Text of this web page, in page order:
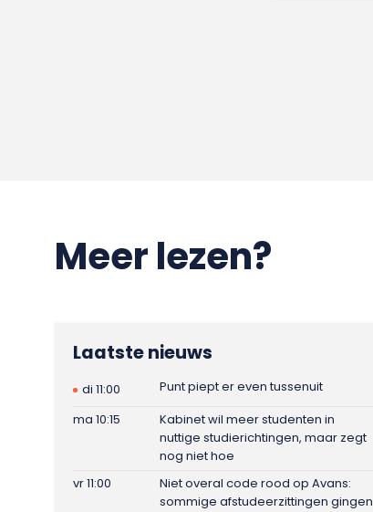
Meer lezen?
Laatste nieuws
di 11:00
Punt piept er even tussenuit
ma 10:15
Kabinet wil meer studenten in
nuttige studierichtingen, maar zegt
nog niet hoe
vr 11:00
Niet overal code rood op Avans:
sommige afstudeerzittingen gingen